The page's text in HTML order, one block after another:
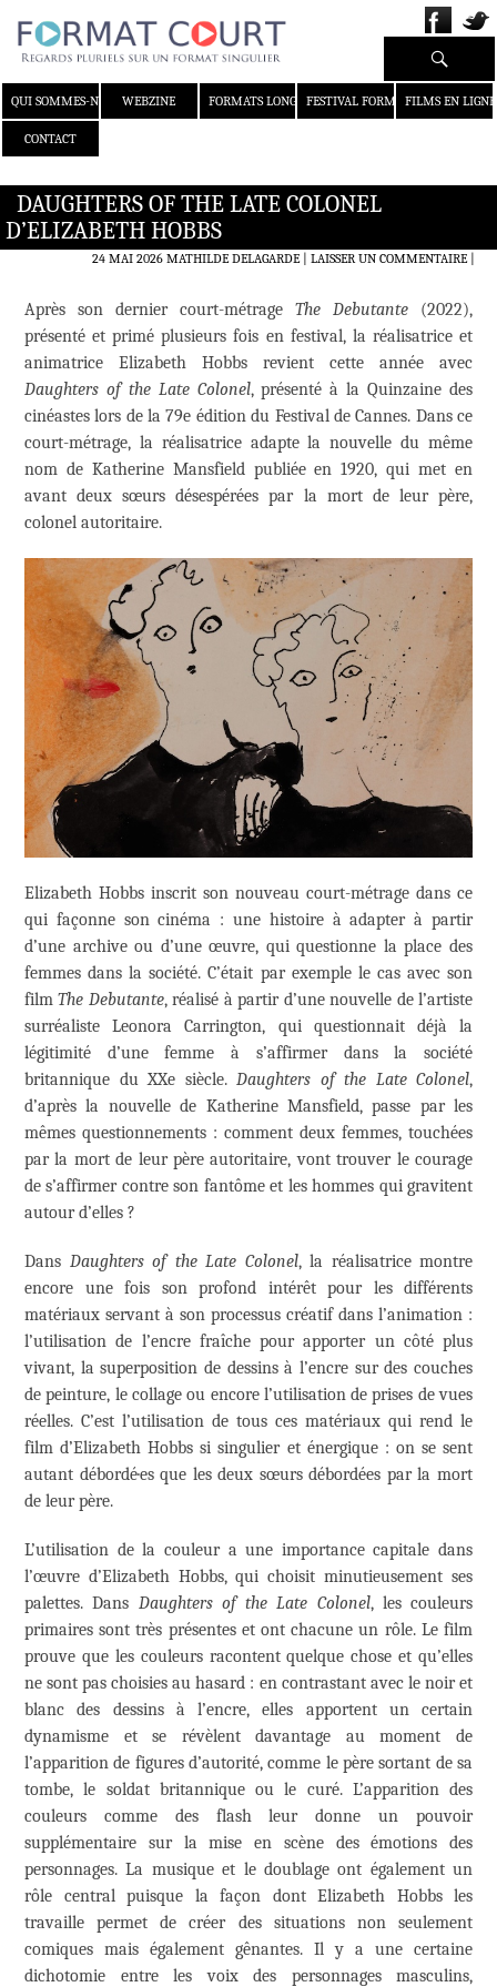
QUI SOMMES-NOUS ?WEBZINE FORMATS LONGS FESTIVAL FORMAT COURT
FILMS EN LIGNE
CONTACT
Recherche
DAUGHTERS OF THE LATE COLONEL
D’ELIZABETH HOBBS
24 MAI 2026 MATHILDE DELAGARDE LAISSER UN COMMENTAIRE|
Après son dernier court-métrage The Debutante (2022),
présenté et primé plusieurs fois en festival, la réalisatrice et
animatrice Elizabeth Hobbs revient cette année avec
Daughters of the Late Colonel, présenté à la Quinzaine des
cinéastes lors de la 79e édition du Festival de Cannes. Dans ce
court-métrage, la réalisatrice adapte la nouvelle du même
nom de Katherine Mansfield publiée en 1920, qui met en
avant deux sœurs désespérées par la mort de leur père,
colonel autoritaire.
Elizabeth Hobbs inscrit son nouveau court-métrage dans ce
qui façonne son cinéma : une histoire à adapter à partir
d’une archive ou d’une œuvre, qui questionne la place des
femmes dans la société. C’était par exemple le cas avec son
filmThe Debutante, réalisé à partir d’une nouvelle de l’artiste
surréaliste Leonora Carrington, qui questionnait déjà la
légitimité d’une femme à s’affirmer dans la société
britannique du XXe siècle.Daughters of the Late Colonel,
d’après la nouvelle de Katherine Mansfield, passe par les
mêmes questionnements : comment deux femmes, touchées
par la mort de leur père autoritaire, vont trouver le courage
de s’affirmer contre son fantôme et les hommes qui gravitent
autour d’elles ?
Dans Daughters of the Late Colonel, la réalisatrice montre
encore une fois son profond intérêt pour les différents
matériaux servant à son processus créatif dans l’animation :
l’utilisation de l’encre fraîche pour apporter un côté plus
vivant, la superposition de dessins à l’encre sur des couches
de peinture, le collage ou encore l’utilisation de prises de vues
réelles. C’est l’utilisation de tous ces matériaux qui rend le
film d’Elizabeth Hobbs si singulier et énergique : on se sent
autant débordé·es que les deux sœurs débordées par la mort
de leur père.
L’utilisation de la couleur a une importance capitale dans
l’œuvre d’Elizabeth Hobbs, qui choisit minutieusement ses
palettes. Dans Daughters of the Late Colonel, les couleurs
primaires sont très présentes et ont chacune un rôle. Le film
prouve que les couleurs racontent quelque chose et qu’elles
ne sont pas choisies au hasard : en contrastant avec le noir et
blanc des dessins à l’encre, elles apportent un certain
dynamisme et se révèlent davantage au moment de
l’apparition de figures d’autorité, comme le père sortant de sa
tombe, le soldat britannique ou le curé. L’apparition des
couleurs comme des flash leur donne un pouvoir
supplémentaire sur la mise en scène des émotions des
personnages. La musique et le doublage ont également un
rôle central puisque la façon dont Elizabeth Hobbs les
travaille permet de créer des situations non seulement
comiques mais également gênantes. Il y a une certaine
dichotomie entre les voix des personnages masculins,